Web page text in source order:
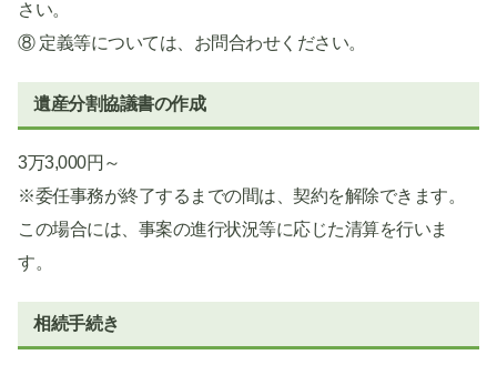
さい。
⑧ 定義等については、お問合わせください。
遺産分割協議書の作成
3万3,000円～
※委任事務が終了するまでの間は、契約を解除できます。
この場合には、事案の進行状況等に応じた清算を行いま
す。
相続手続き